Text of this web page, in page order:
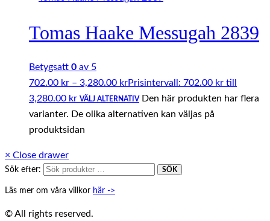
Tomas Haake Messugah 2839
Betygsatt 0 av 5
702.00 kr – 3,280.00 krPrisintervall: 702.00 kr till
3,280.00 kr VÄLJ ALTERNATIV Den här produkten har flera
varianter. De olika alternativen kan väljas på
produktsidan
× Close drawer
Sök efter: SÖK
Läs mer om våra villkor här ->
© All rights reserved.